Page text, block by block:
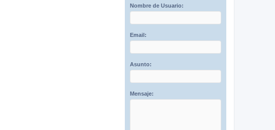
Nombre de Usuario:
Email:
Asunto:
Mensaje: